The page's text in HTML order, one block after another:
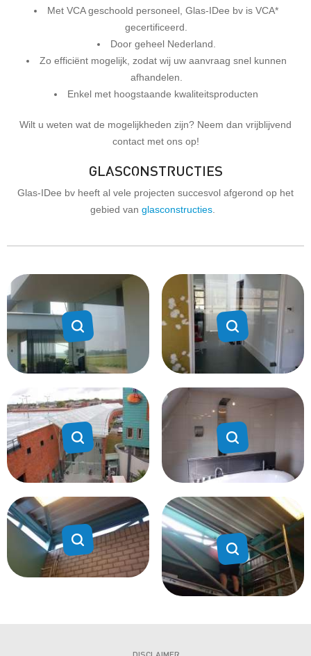
Met VCA geschoold personeel, Glas-IDee bv is VCA*
gecertificeerd.
Door geheel Nederland.
Zo efficiënt mogelijk, zodat wij uw aanvraag snel kunnen
afhandelen.
Enkel met hoogstaande kwaliteitsproducten
Wilt u weten wat de mogelijkheden zijn? Neem dan vrijblijvend
contact met ons op!
GLASCONSTRUCTIES
Glas-IDee bv heeft al vele projecten succesvol afgerond op het
gebied van glasconstructies